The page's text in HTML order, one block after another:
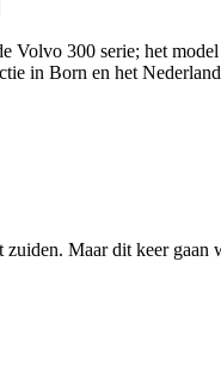
Volvo 300 serie; het
in Born en het
Maar dit keer gaan